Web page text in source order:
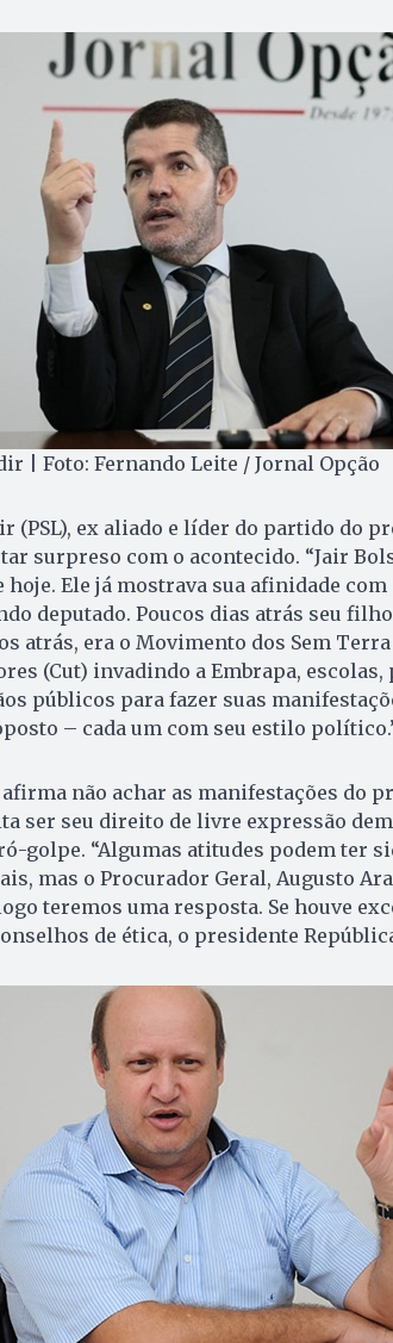
| Foto: Fernando Leite / Jornal Opção
(PSL), ex aliado e líder do partido do
surpreso com o acontecido. “Jair
hoje. Ele já mostrava sua afinidade
deputado. Poucos dias atrás seu
atrás, era o Movimento dos Sem
(Cut) invadindo a Embrapa,
públicos para fazer suas
– cada um com seu estilo
não achar as manifestações do
ser seu direito de livre expressão
golpe. “Algumas atitudes podem ter
mas o Procurador Geral, Augusto
teremos uma resposta. Se houve
de ética, o presidente